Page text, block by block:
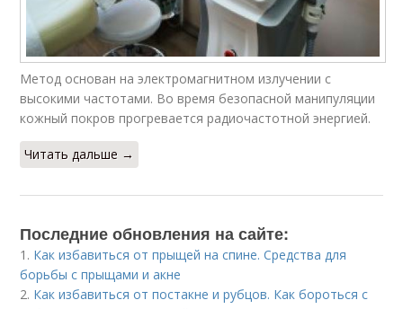
Метод основан на электромагнитном излучении с
высокими частотами. Во время безопасной манипуляции
кожный покров прогревается радиочастотной энергией.
Читать дальше →
Последние обновления на сайте:
1. Как избавиться от прыщей на спине. Средства для
борьбы с прыщами и акне
2. Как избавиться от постакне и рубцов. Как бороться с